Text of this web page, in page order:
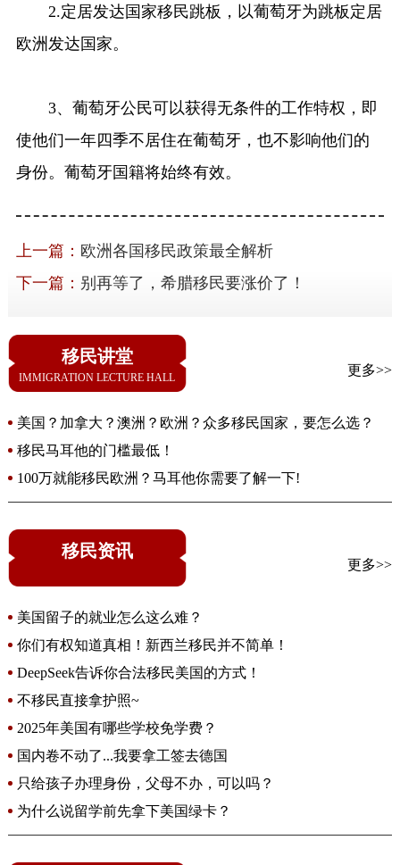
2.定居发达国家移民跳板，以葡萄牙为跳板定居
欧洲发达国家。
3、葡萄牙公民可以获得无条件的工作特权，即
使他们一年四季不居住在葡萄牙，也不影响他们的
身份。葡萄牙国籍将始终有效。
上一篇： 欧洲各国移民政策最全解析
下一篇： 别再等了，希腊移民要涨价了！
移民讲堂
IMMIGRATION LECTURE HALL 更多>>
美国？加拿大？澳洲？欧洲？众多移民国家，要怎么选？
移民马耳他的门槛最低！
100万就能移民欧洲？马耳他你需要了解一下!
移民资讯
更多>>
美国留子的就业怎么这么难？
你们有权知道真相！新西兰移民并不简单！
DeepSeek告诉你合法移民美国的方式！
不移民直接拿护照~
2025年美国有哪些学校免学费？
国内卷不动了...我要拿工签去德国
只给孩子办理身份，父母不办，可以吗？
为什么说留学前先拿下美国绿卡？